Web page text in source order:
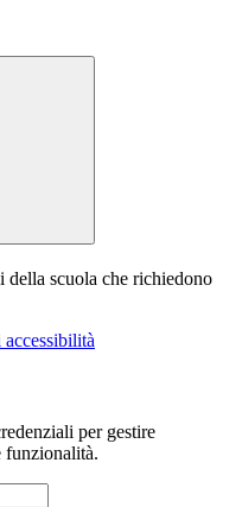
della scuola che richiedono
per gestire
funzionalità.